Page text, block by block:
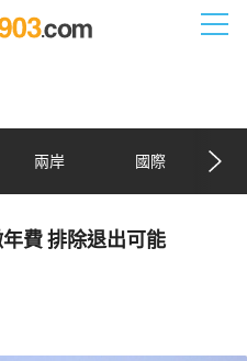
兩岸 國際
費 排除退出可能